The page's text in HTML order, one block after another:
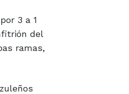
3 a 1
del
ramas,